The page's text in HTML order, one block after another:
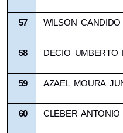
57 WILSON
58 DECIO UMBERTO
59 AZAEL MOURA
60 CLEBER